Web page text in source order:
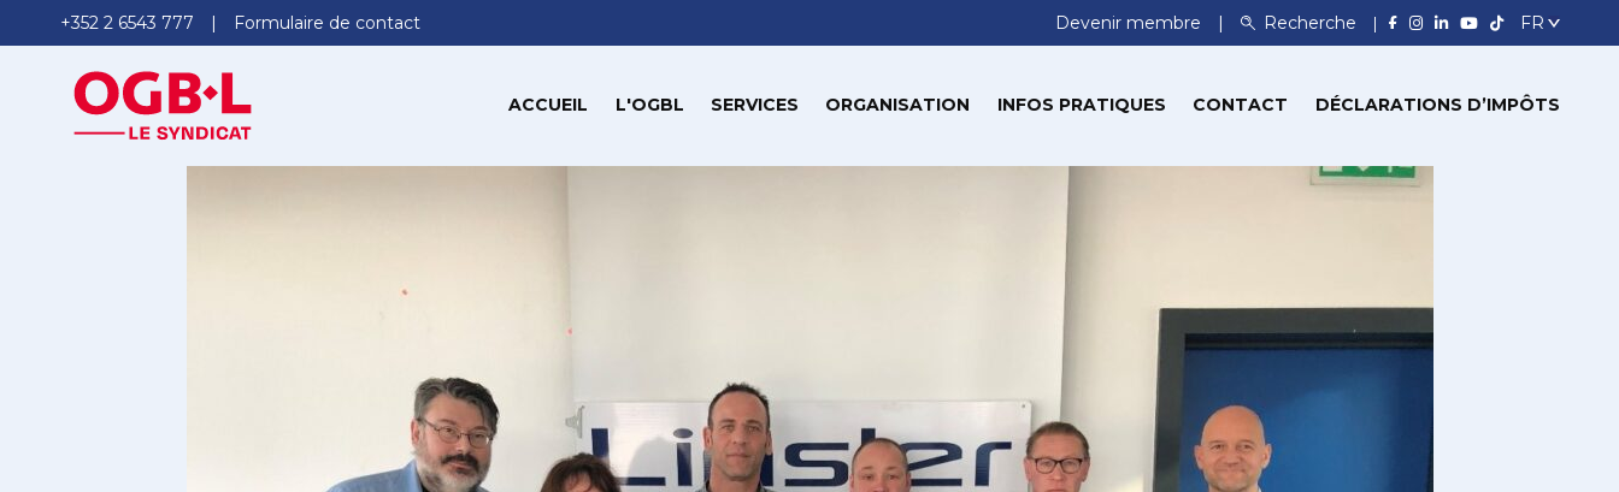
+352 2 6543 777 Formulaire de contact Devenir membre Recherche
ACCUEIL L'OGBL SERVICES ORGANISATION INFOS PRATIQUES CONTACT DÉCLARATIONS D’IMPÔTS